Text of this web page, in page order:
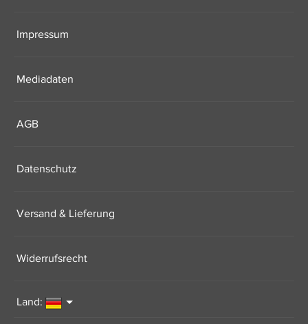
Impressum
Mediadaten
AGB
Datenschutz
Versand & Lieferung
Widerrufsrecht
Land: